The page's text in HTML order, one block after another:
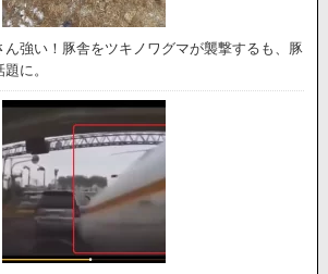
ん強い！豚舎をツキノワグマが襲撃するも、豚
に。